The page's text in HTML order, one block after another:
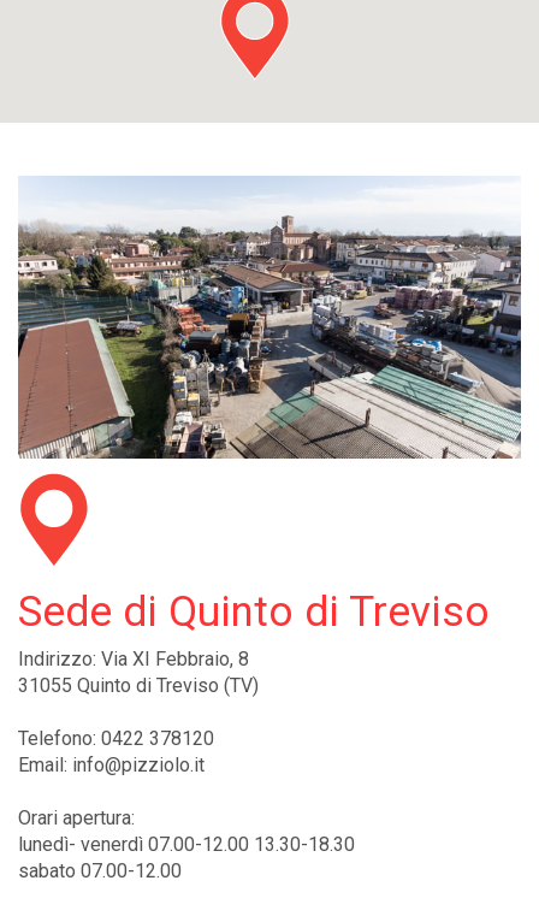
Sede di Quinto di Treviso
Indirizzo: Via XI Febbraio, 8
31055 Quinto di Treviso (TV)
Telefono: 0422 378120
Email: info@pizziolo.it
Orari apertura:
lunedì- venerdì 07.00-12.00 13.30-18.30
sabato 07.00-12.00